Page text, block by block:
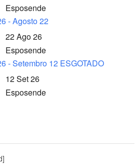
Esposende
- Agosto 22
22 Ago 26
Esposende
- Setembro 12 ESGOTADO
12 Set 26
Esposende